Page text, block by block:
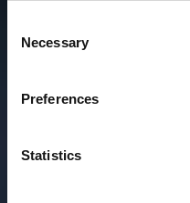
Selection
Necessary
Preferences
Statistics